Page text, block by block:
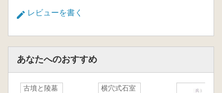
レビューを書く
あなたへのおすすめ
古墳と陵墓
横穴式石室